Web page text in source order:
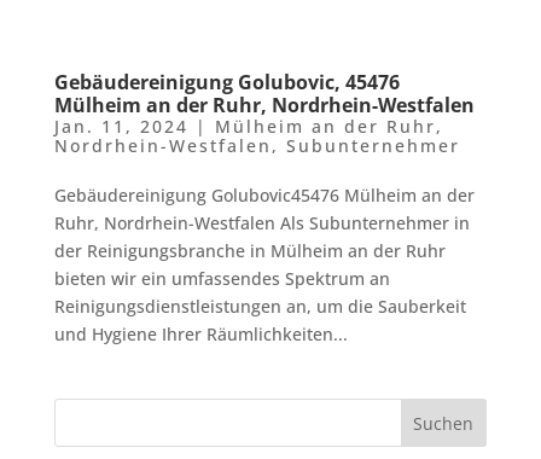
Gebäudereinigung Golubovic, 45476
Mülheim an der Ruhr, Nordrhein-Westfalen
Jan. 11, 2024 | Mülheim an der Ruhr,
Nordrhein-Westfalen , Subunternehmer
Gebäudereinigung Golubovic45476 Mülheim an der
Ruhr, Nordrhein-Westfalen Als Subunternehmer in
der Reinigungsbranche in Mülheim an der Ruhr
bieten wir ein umfassendes Spektrum an
Reinigungsdienstleistungen an, um die Sauberkeit
und Hygiene Ihrer Räumlichkeiten...
Suchen